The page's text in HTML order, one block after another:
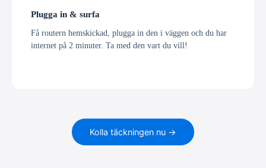
Plugga in & surfa
Få routern hemskickad, plugga in den i väggen och du har
internet på 2 minuter. Ta med den vart du vill!
Kolla täckningen nu →